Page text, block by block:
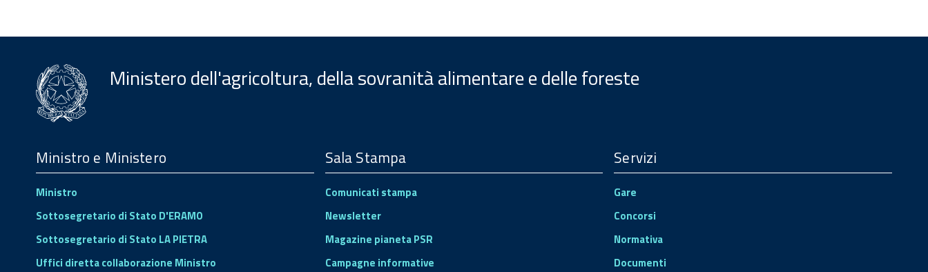
Ministero dell'agricoltura, della sovranità alimentare e delle foreste
Footer
Ministro e Ministero
Ministro
Sottosegretario di Stato D'ERAMO
Sottosegretario di Stato LA PIETRA
Uffici diretta collaborazione Ministro
Sala Stampa
Comunicati stampa
Newsletter
Magazine pianeta PSR
Campagne informative
Servizi
Gare
Concorsi
Normativa
Documenti